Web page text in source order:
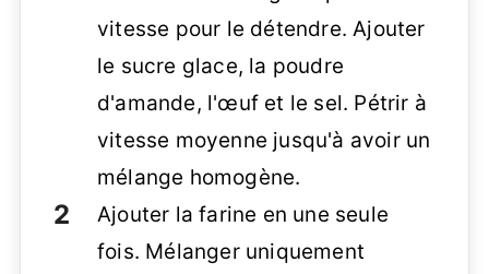
vitesse pour le détendre. Ajouter
le sucre glace, la poudre
d'amande, l'œuf et le sel. Pétrir à
vitesse moyenne jusqu'à avoir un
mélange homogène.
Ajouter la farine en une seule
fois. Mélanger uniquement